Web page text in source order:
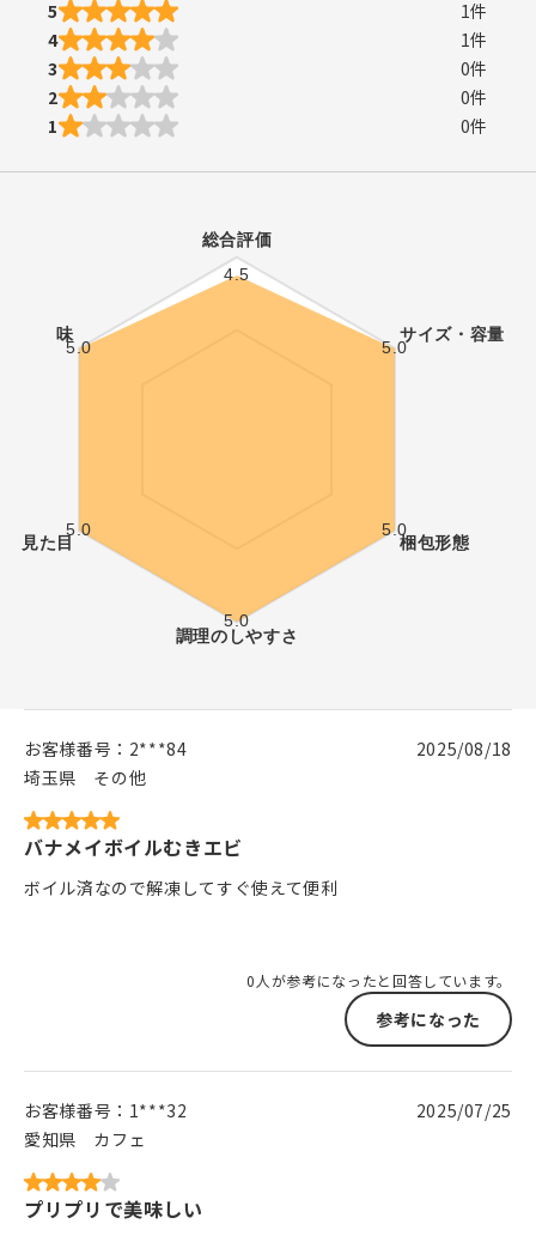
5 1件
4
1件
3
0件
2
0件
1
0件
お客様番号： 2***84
埼玉県
その他
2025/08/18
バナメイボイルむきエビ
ボイル済なので解凍してすぐ使えて便利
0人が参考になったと回答しています。
参考になった
お客様番号： 1***32
愛知県
カフェ
2025/07/25
プリプリで美味しい